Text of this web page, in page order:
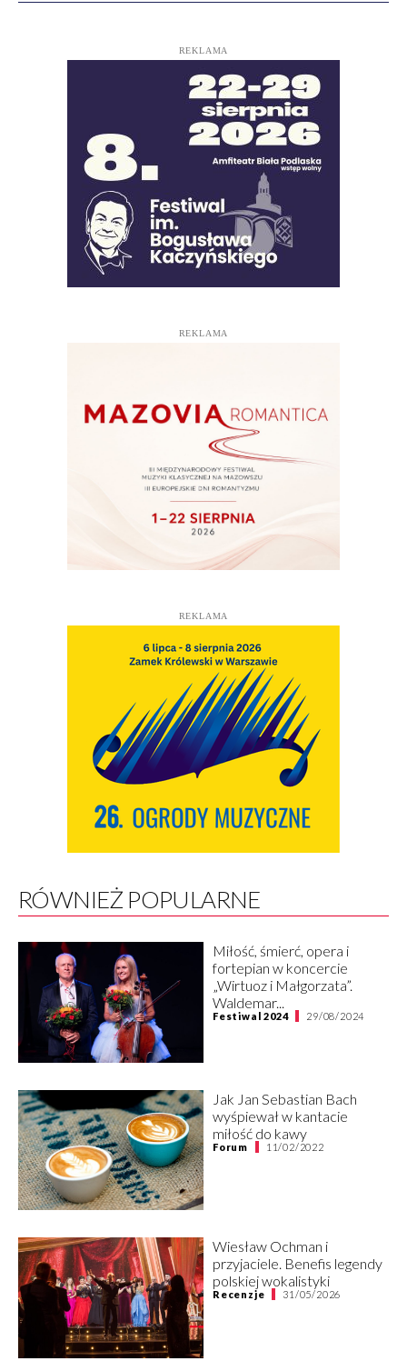
REKLAMA
REKLAMA
REKLAMA
RÓWNIEŻ POPULARNE
Miłość, śmierć, opera i
fortepian w koncercie
„Wirtuoz i Małgorzata”.
Waldemar...
Festiwal 2024 29/08/2024
Jak Jan Sebastian Bach
wyśpiewał w kantacie
miłość do kawy
Forum 11/02/2022
Wiesław Ochman i
przyjaciele. Benefis legendy
polskiej wokalistyki
Recenzje 31/05/2026